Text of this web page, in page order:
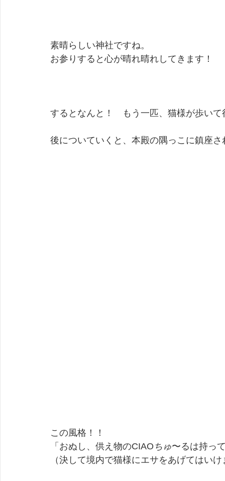
素晴らしい神社ですね。
お参りすると心が晴れ晴れしてきます！
するとなんと！　もう一匹、猫様が歩い
後についていくと、本殿の隅っこに鎮座さ
この風格！！
「おぬし、供え物のCIAO ちゅ〜るは持っ
（決して境内で猫様にエサをあげてはい